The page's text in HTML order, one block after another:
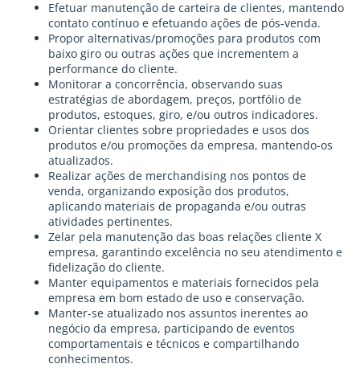
Efetuar manutenção de carteira de clientes, mantendo
contato contínuo e efetuando ações de pós-venda.
Propor alternativas/promoções para produtos com
baixo giro ou outras ações que incrementem a
performance do cliente.
Monitorar a concorrência, observando suas
estratégias de abordagem, preços, portfólio de
produtos, estoques, giro, e/ou outros indicadores.
Orientar clientes sobre propriedades e usos dos
produtos e/ou promoções da empresa, mantendo-os
atualizados.
Realizar ações de merchandising nos pontos de
venda, organizando exposição dos produtos,
aplicando materiais de propaganda e/ou outras
atividades pertinentes.
Zelar pela manutenção das boas relações cliente X
empresa, garantindo excelência no seu atendimento e
fidelização do cliente.
Manter equipamentos e materiais fornecidos pela
empresa em bom estado de uso e conservação.
Manter-se atualizado nos assuntos inerentes ao
negócio da empresa, participando de eventos
comportamentais e técnicos e compartilhando
conhecimentos.